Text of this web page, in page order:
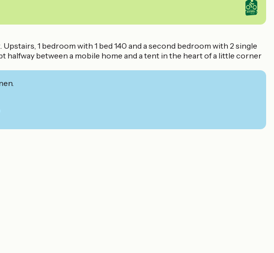
1 bedroom with 1 bed 140 and a second bedroom with 2 single
halfway between a mobile home and a tent in the heart of a little corner